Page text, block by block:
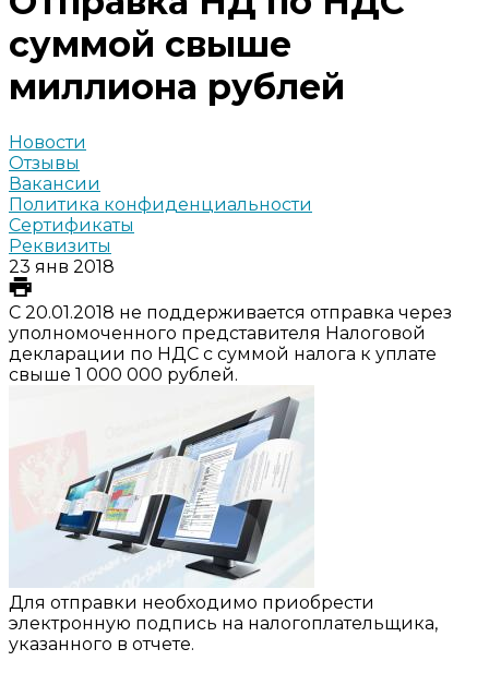
суммой свыше
миллиона рублей
Новости
Отзывы
Вакансии
Политика конфиденциальности
Сертификаты
Реквизиты
23 янв 2018
С 20.01.2018 не поддерживается отправка через
уполномоченного представителя Налоговой
декларации по НДС с суммой налога к уплате
свыше 1 000 000 рублей.
Для отправки необходимо приобрести
электронную подпись на налогоплательщика,
указанного в отчете.